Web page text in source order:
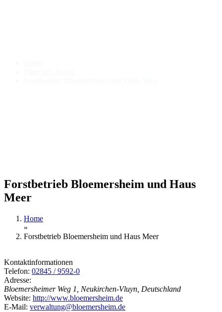
Forstbetrieb Bloemersheim und Haus
Meer
Home
»
Forstbetrieb Bloemersheim und Haus Meer
Kontaktinformationen
Telefon: 02845 / 9592-0
Adresse:
Bloemersheimer Weg 1, Neukirchen-Vluyn, Deutschland
Website: http://www.bloemersheim.de
E-Mail: verwaltung@bloemersheim.de